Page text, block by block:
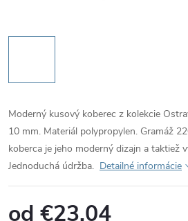
Moderný kusový koberec z kolekcie
10 mm. Materiál polypropylen. Gramáž
koberca je jeho moderný dizajn a taktiež
Jednoduchá údržba. Detailné informácie
od €23,04